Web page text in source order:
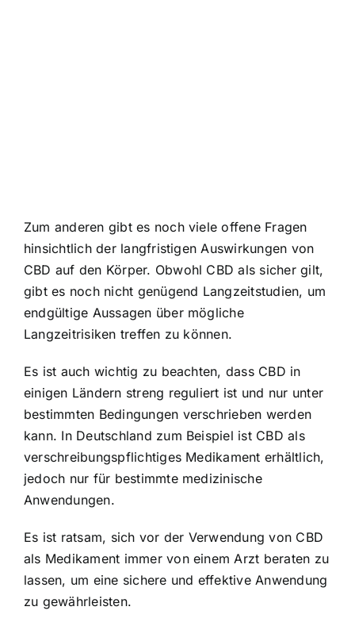
Zum anderen gibt es noch viele offene Fragen
hinsichtlich der langfristigen Auswirkungen von
CBD auf den Körper. Obwohl CBD als sicher gilt,
gibt es noch nicht genügend Langzeitstudien, um
endgültige Aussagen über mögliche
Langzeitrisiken treffen zu können.
Es ist auch wichtig zu beachten, dass CBD in
einigen Ländern streng reguliert ist und nur unter
bestimmten Bedingungen verschrieben werden
kann. In Deutschland zum Beispiel ist CBD als
verschreibungspflichtiges Medikament erhältlich,
jedoch nur für bestimmte medizinische
Anwendungen.
Es ist ratsam, sich vor der Verwendung von CBD
als Medikament immer von einem Arzt beraten zu
lassen, um eine sichere und effektive Anwendung
zu gewährleisten.